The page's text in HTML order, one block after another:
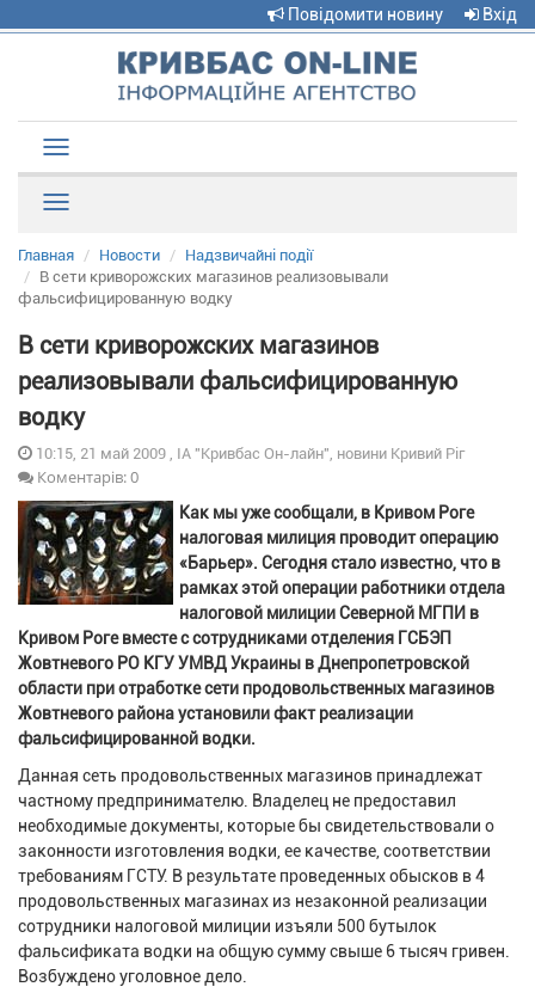
Повідомити новину Вхід
navigation
Главная Новости
Надзвичайні події
В сети криворожских магазинов реализовывали
фальсифицированную водку
В сети криворожских магазинов
реализовывали фальсифицированную
водку
10:15, 21 май 2009 , ІА "Кривбас Он-лайн", новини Кривий Ріг
Коментарів: 0
Как мы уже сообщали, в Кривом Роге
налоговая милиция проводит операцию
«Барьер». Сегодня стало известно, что в
рамках этой операции работники отдела
налоговой милиции Северной МГПИ в
Кривом Роге вместе с сотрудниками отделения ГСБЭП
Жовтневого РО КГУ УМВД Украины в Днепропетровской
области при отработке сети продовольственных магазинов
Жовтневого района установили факт реализации
фальсифицированной водки.
Данная сеть продовольственных магазинов принадлежат
частному предпринимателю. Владелец не предоставил
необходимые документы, которые бы свидетельствовали о
законности изготовления водки, ее качестве, соответствии
требованиям ГСТУ. В результате проведенных обысков в 4
продовольственных магазинах из незаконной реализации
сотрудники налоговой милиции изъяли 500 бутылок
фальсификата водки на общую сумму свыше 6 тысяч гривен.
Возбуждено уголовное дело.